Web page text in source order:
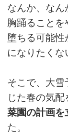
なんか、な
胸踊ること
堕ちる可能
になりたくな
そこで、大雪
じた春の気配
菜園の計画を
た。